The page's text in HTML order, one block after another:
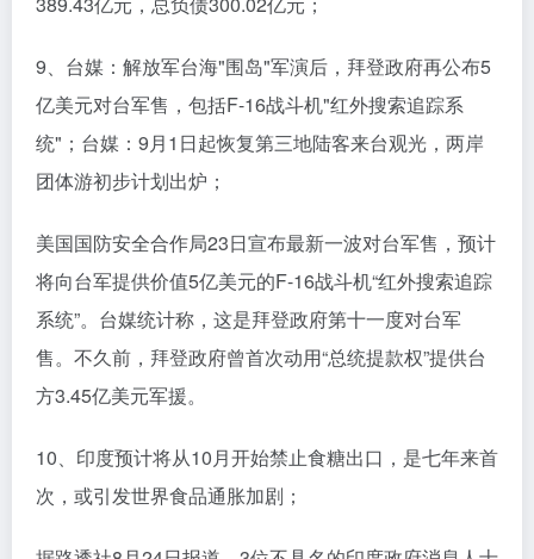
9、台媒：解放军台海"围岛"军演后，拜登政府再公布5
亿美元对台军售，包括F-16战斗机"红外搜索追踪系
统"；台媒：9月1日起恢复第三地陆客来台观光，两岸
团体游初步计划出炉；
美国国防安全合作局23日宣布最新一波对台军售，预计
将向台军提供价值5亿美元的F-16战斗机“红外搜索追踪
系统”。台媒统计称，这是拜登政府第十一度对台军
售。不久前，拜登政府曾首次动用“总统提款权”提供台
方3.45亿美元军援。
10、印度预计将从10月开始禁止食糖出口，是七年来首
次，或引发世界食品通胀加剧；